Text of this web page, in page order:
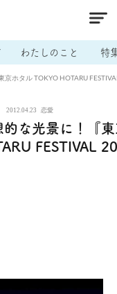
わたしのこと 特
ホタル TOKYO HOTARU
2012.04.23 恋愛
な光景に！『
FESTIVAL
レ # 不倫
# ラブグッズ # 体の相